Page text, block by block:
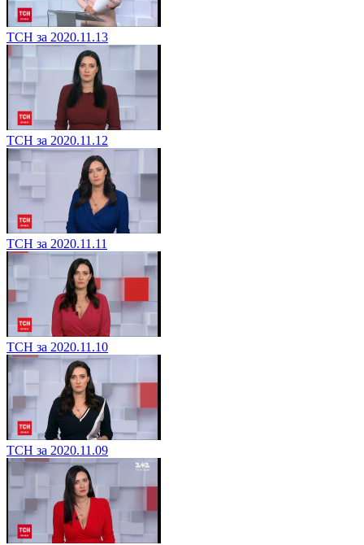
ТСН за 2020.11.13
ТСН за 2020.11.12
ТСН за 2020.11.11
ТСН за 2020.11.10
ТСН за 2020.11.09